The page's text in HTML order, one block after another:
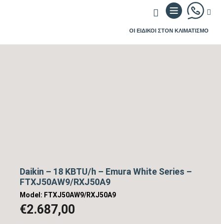
ΟΙ ΕΙΔΙΚΟΙ ΣΤΟΝ ΚΛΙΜΑΤΙΣΜΟ
Daikin – 18 KBTU/h – Emura White Series –
FTXJ50AW9/RXJ50A9
Model: FTXJ50AW9/RXJ50A9
€2.687,00